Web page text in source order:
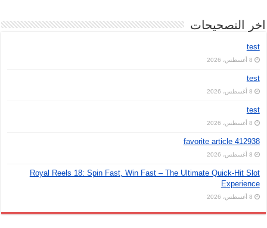
اخر التصحيحات
test
8 أغسطس، 2026
test
8 أغسطس، 2026
test
8 أغسطس، 2026
favorite article 412938
8 أغسطس، 2026
Royal Reels 18: Spin Fast, Win Fast – The Ultimate Quick‑Hit Slot
Experience
8 أغسطس، 2026